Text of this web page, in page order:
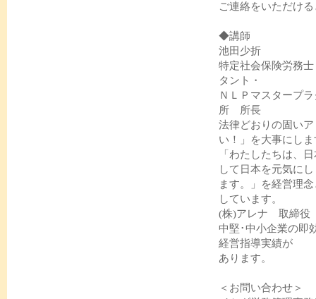
ご連絡をいただけ
◆講師
池田少折
特定社会保険労務
タント・
ＮＬＰマスタープ
所 所長
法律どおりの固い
い！」を大事にし
「わたしたちは、
して日本を元気にし
ます。」を経営理
しています。
(株)アレナ 取締
中堅･中小企業の即
経営指導実績が
あります。
＜お問い合わせ＞